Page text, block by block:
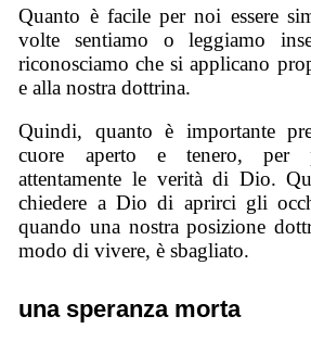
Quanto è facile per noi essere
volte sentiamo o leggiamo
riconosciamo che si applicano
e alla nostra dottrina.
Quindi, quanto è importante
cuore aperto e tenero, per
attentamente le verità di Dio.
chiedere a Dio di aprirci gli
quando una nostra posizione
modo di vivere, è sbagliato.
una speranza morta